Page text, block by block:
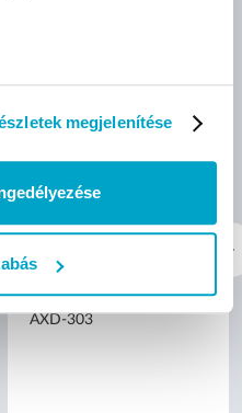
megjelenítése
tigris formájú inhalátor -
AXD-303